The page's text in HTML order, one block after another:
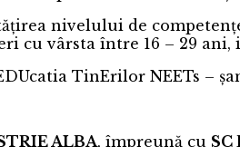
de competențe,
cu vârsta între 16 – 29 ani,
TinErilor NEETs –
ALBA, împreună cu SC